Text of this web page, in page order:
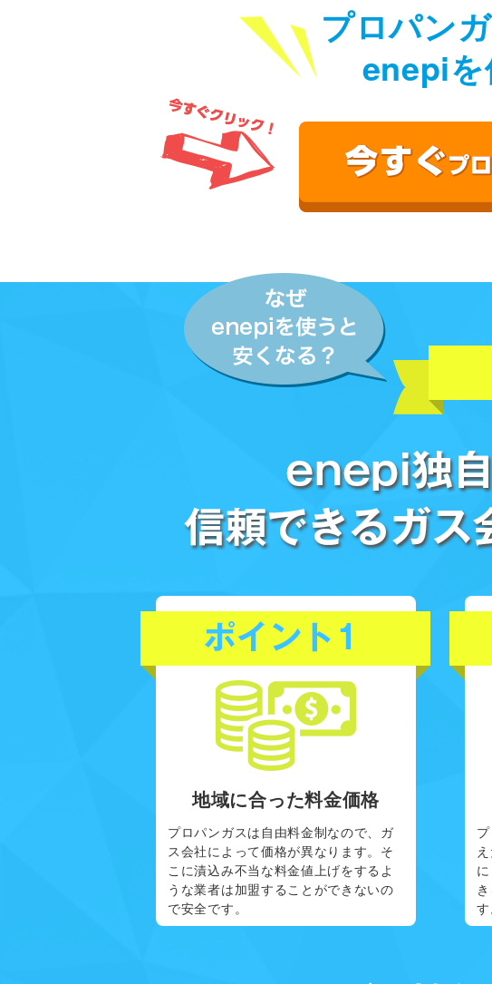
プロパン
enepiを
地域に合った料金価格
プロパンガスは自由料金制なので、ガ
ス会社によって価格が異なります。そ
こに漬込み不当な料金値上げをするよ
うな業者は加盟することができないの
で安全です。
す